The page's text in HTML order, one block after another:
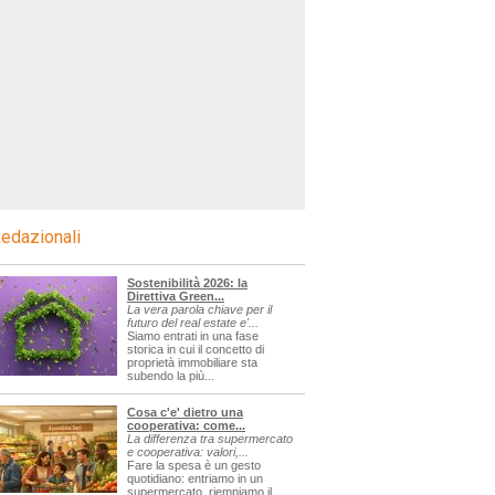
Sostenibilità 2026: la
Direttiva Green...
La vera parola chiave per il
futuro del real estate e'...
Siamo entrati in una fase
storica in cui il concetto di
proprietà immobiliare sta
subendo la più...
Cosa c'e' dietro una
cooperativa: come...
La differenza tra supermercato
e cooperativa: valori,...
Fare la spesa è un gesto
quotidiano: entriamo in un
supermercato, riempiamo il